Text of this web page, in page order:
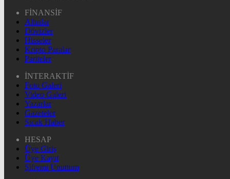
FİNANSİF
Altınlar
Dövizler
Hisseler
Kripto Paralar
Pariteler
İNTERAKTİF
Foto Galeri
Video Galeri
Yazarlar
Gazeteler
Sıcak Haber
HESAP
Üye Giriş
Üye Kayıt
Şifremi Unuttum